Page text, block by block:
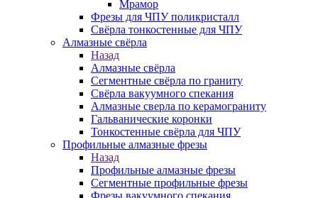
Мрамор
Фрезы для ЧПУ поликристалл
Свёрла тонкостенные для ЧПУ
Алмазные свёрла
Назад
Алмазные свёрла
Сегментные свёрла по граниту
Свёрла вакуумного спекания
Алмазные сверла по керамограниту
Гальванические коронки
Тонкостенные свёрла для ЧПУ
Профильные алмазные фрезы
Назад
Профильные алмазные фрезы
Сегментные профильные фрезы
Фрезы вакуумного спекания